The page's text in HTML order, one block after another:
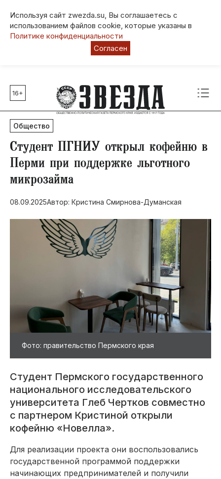
Используя сайт zwezda.su, Вы соглашаетесь с
использованием файлов cookie, которые указаны в
Политике конфиденциальности
Согласен
Главные темы
80 лет Победы
Молодежная столица РФ
СВО
Выборы в Пермском крае
Социальная поддержка
Инфраструктура
Благоустройство
16+
Общество
Студент ПГНИУ открыл кофейню в
Перми при поддержке льготного
микрозайма
08.09.2025Автор: Кристина Смирнова-Думанская
Фото: правительство Пермского края
Студент Пермского государственного
национального исследовательского
университета Глеб Чертков совместно
с партнером Кристиной открыли
кофейню «Новелла».
Для реализации проекта они воспользовались
государственной программой поддержки
начинающих предпринимателей и получили